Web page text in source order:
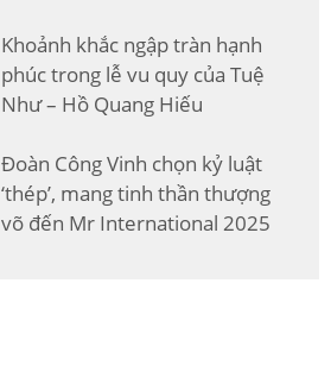
Khoảnh khắc ngập tràn hạnh
phúc trong lễ vu quy của Tuệ
Như – Hồ Quang Hiếu
Đoàn Công Vinh chọn kỷ luật
‘thép’, mang tinh thần thượng
võ đến Mr International 2025